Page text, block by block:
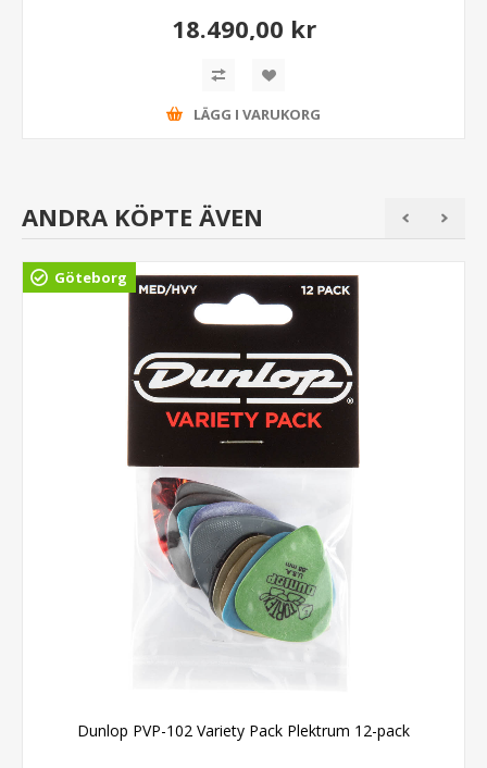
18.490,00 kr
LÄGG I VARUKORG
ANDRA KÖPTE ÄVEN
Göteborg
Dunlop PVP-102 Variety Pack Plektrum 12-pack